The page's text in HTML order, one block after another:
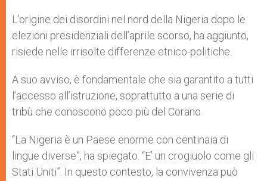
L’origine dei disordini nel nord della Nigeria dopo le
elezioni presidenziali dell’aprile scorso, ha aggiunto,
risiede nelle irrisolte differenze etnico-politiche.
A suo avviso, è fondamentale che sia garantito a tutti
l’accesso all’istruzione, soprattutto a una serie di
tribù che conoscono poco più del Corano.
“La Nigeria è un Paese enorme con centinaia di
lingue diverse”, ha spiegato. “E’ un crogiuolo come gli
Stati Uniti”. In questo contesto, la convivenza può